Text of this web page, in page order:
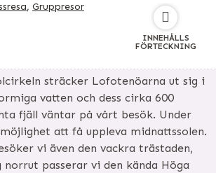
, Gruppresor
INNEHÅLLS
FÖRTECKNING
sträcker Lofotenöarna ut sig i
vatten och dess cirka 600
fjäll väntar på vårt besök. Under
att få uppleva midnattssolen.
vi även den vackra trästaden,
norrut passerar vi den kända Höga